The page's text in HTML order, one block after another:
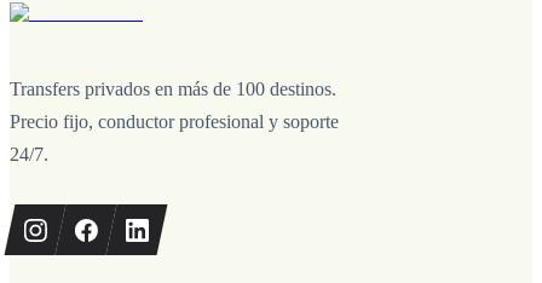
Transfers privados en más de 100 destinos.
Precio fijo, conductor profesional y soporte
24/7.